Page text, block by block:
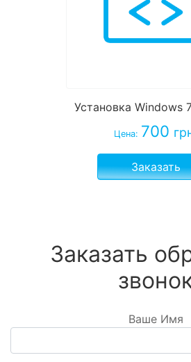
Установка Windows
Цена: 700
Заказать
Заказать
Ваше Имя